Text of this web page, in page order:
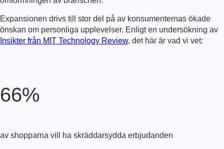
Expansionen drivs till stor del på av konsumenternas ökade
önskan om personliga upplevelser. Enligt en undersökning av
Insikter från MIT Technology Review, det här är vad vi vet:
66%
av shopparna vill ha skräddarsydda erbjudanden